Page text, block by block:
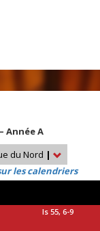
Année A
du Nord |
les calendriers
Is 55, 6-9